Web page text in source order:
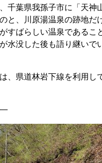
千葉県我孫子市に「天神
と、川原湯温泉の跡地だ
がすばらしい温泉であるこ
水没した後も語り継いで
、県道林岩下線を利用し
—